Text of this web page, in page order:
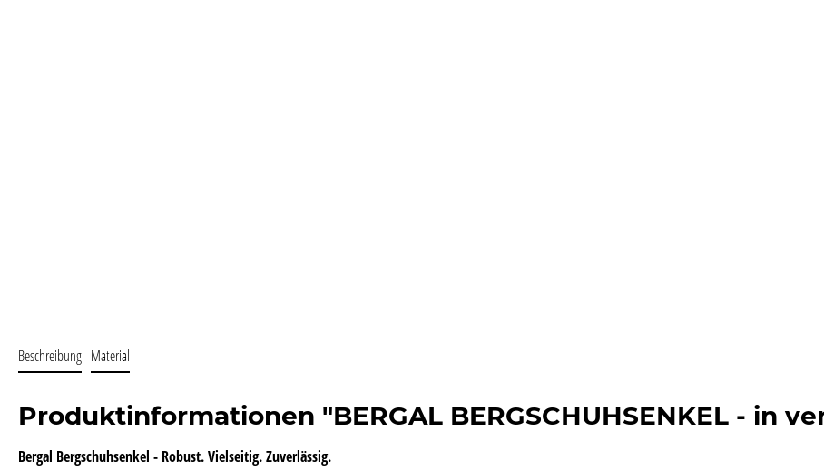
Beschreibung Material
Produktinformationen "BERGAL BERGSCHUHSENKEL - in
Bergal Bergschuhsenkel - Robust. Vielseitig. Zuverlässig.